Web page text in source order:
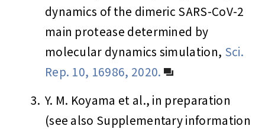
dynamics of the dimeric SARS-CoV-2
main protease determined by
molecular dynamics simulation, Sci.
Rep. 10, 16986, 2020.
3. Y. M. Koyama et al., in preparation
(see also Supplementary information